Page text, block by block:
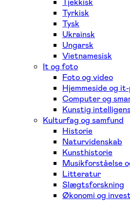
Tyrkisk
Tysk
Ukrainsk
Ungarsk
Vietnamesisk
It og foto
Foto og video
Hjemmeside og
Computer og
Kunstig
Kulturfag og samfund
Historie
Naturvidenskab
Kunsthistorie
Musikforståelse
Litteratur
Slægtsforskning
Økonomi og